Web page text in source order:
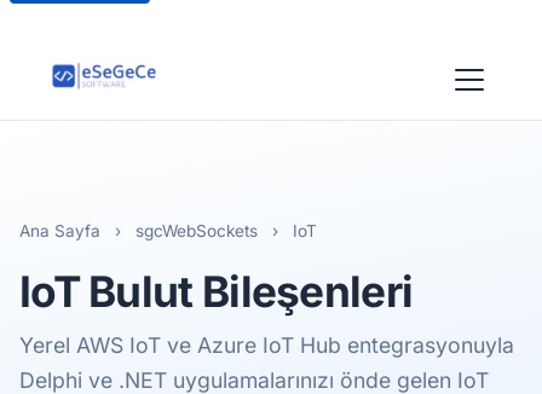
Ana Sayfa › sgcWebSockets › IoT
IoT Bulut Bileşenleri
Yerel AWS IoT ve Azure IoT Hub entegrasyonuyla
Delphi ve .NET uygulamalarınızı önde gelen IoT